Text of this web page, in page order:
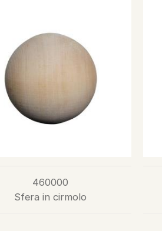
460000
Sfera in cirmolo